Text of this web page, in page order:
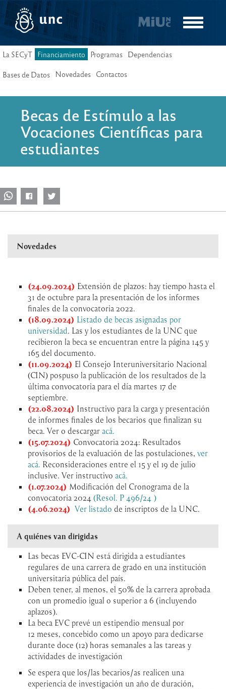
Pasar
contenido
Toggle
La SECyT Financiamiento Programas Dependencias
Bases de Datos Novedades Contactos
Becas de Estímulo a las
Vocaciones Científicas para
estudiantes
Novedades
(24.09.2024) Extensión de plazos: hay tiempo hasta el
31 de octubre para la presentación de los informes
finales de la convocatoria 2022.
(18.09.2024) Listado de becas asignadas por
universidad. Las y los estudiantes de la UNC que
recibieron la beca se encuentran entre la página 145 y
165 del documento.
(11.09.2024) El Consejo Interuniversitario Nacional
(CIN) pospuso la publicación de los resultados de la
última convocatoria para el día martes 17 de
septiembre.
(22.08.2024) Instructivo para la carga y presentación
de informes finales de los becarios que finalizan su
beca. Ver o descargar acá.
(15.07.2024) Convocatoria 2024: Resultados
provisorios de la evaluación de las postulaciones, ver
acá. Reconsideraciones entre el 15 y el 19 de julio
inclusive. Ver instructivo acá.
(1.07.2024) Modificación del Cronograma de la
convocatoria 2024 (Resol. P 496/24 )
(4.06.2024) Ver listado de inscriptos de la UNC.
A quiénes van dirigidas
Las becas EVC-CIN está dirigida a estudiantes
regulares de una carrera de grado en una institución
universitaria pública del país.
Deben tener, al menos, el 50% de la carrera aprobada
con un promedio igual o superior a 6 (incluyendo
aplazos).
La beca EVC prevé un estipendio mensual por
12 meses, concebido como un apoyo para dedicarse
durante doce (12) horas semanales a las tareas y
actividades de investigación
Se espera que los/las becarios/as realicen una
experiencia de investigación un año de duración,